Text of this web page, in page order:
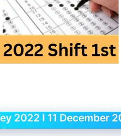
2022 I 11 December